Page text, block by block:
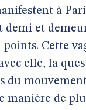
à
demi et
Cette
elle, la
du
manière de